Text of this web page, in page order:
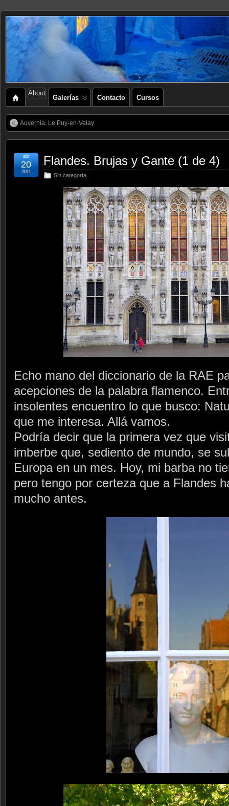
About
Galerías Contacto Cursos
Auvernia. Le Puy-en-Velay
Flandes. Brujas y Gante (1 de 4)
Sin categoría
abr
20
2011
Echo mano del diccionario de la RAE
acepciones de la palabra flamenco.
insolentes encuentro lo que busco:
que me interesa. Allá vamos.
Podría decir que la primera vez que
imberbe que, sediento de mundo, se
Europa en un mes. Hoy, mi barba no
pero tengo por certeza que a Flandes
mucho antes.